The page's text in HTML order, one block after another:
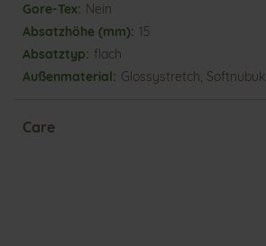
Nein
15
flach
Glossystretch, Softnubuk
Care